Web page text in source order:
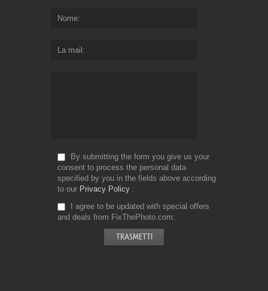
Nome
La mail
By submitting the form you give us your
consent to process the personal data
specified by you in the fields above according
to our Privacy Policy
I agree to be updated with special offers
and deals from FixThePhoto.com